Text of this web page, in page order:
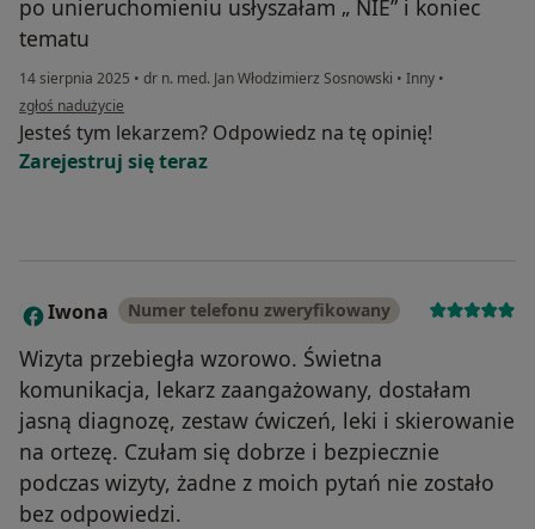
po unieruchomieniu usłyszałam „ NIE” i koniec
tematu
14 sierpnia 2025 • dr n. med. Jan Włodzimierz Sosnowski • Inny •
w opinii użytkownika J
zgłoś nadużycie
Jesteś tym lekarzem? Odpowiedz na tę opinię!
Zarejestruj się teraz
I Iwona Numer telefonu zweryfikowany
Wizyta przebiegła wzorowo. Świetna
komunikacja, lekarz zaangażowany, dostałam
jasną diagnozę, zestaw ćwiczeń, leki i skierowanie
na ortezę. Czułam się dobrze i bezpiecznie
podczas wizyty, żadne z moich pytań nie zostało
bez odpowiedzi.